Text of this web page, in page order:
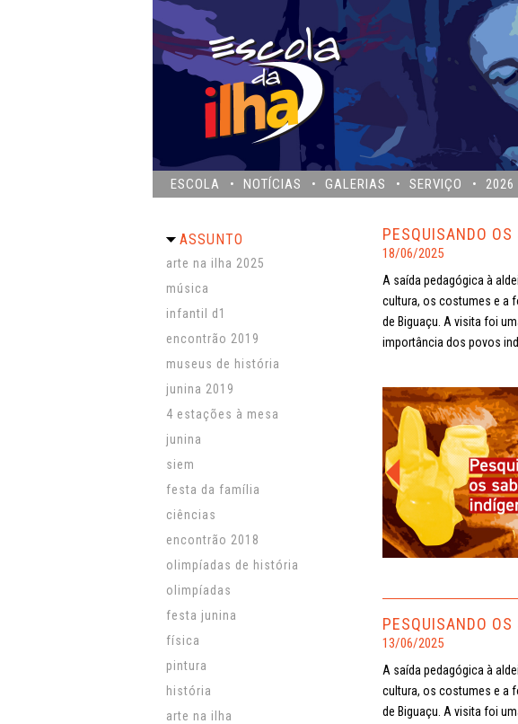
ESCOLA NOTÍCIAS GALERIAS SERVIÇO 2026
PESQUISANDO
18/06/2025
A saída pedagógica à
cultura, os costumes e a
de Biguaçu. A visita foi
importância dos povos
PESQUISANDO
13/06/2025
A saída pedagógica à
cultura, os costumes e a
de Biguaçu. A visita foi
ASSUNTO
arte na ilha 2025
música
infantil d1
encontrão 2019
museus de história
junina 2019
4 estações à mesa
junina
siem
festa da família
ciências
encontrão 2018
olimpíadas de história
olimpíadas
festa junina
física
pintura
história
arte na ilha